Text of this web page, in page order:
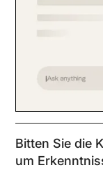
Bitten Sie die
um